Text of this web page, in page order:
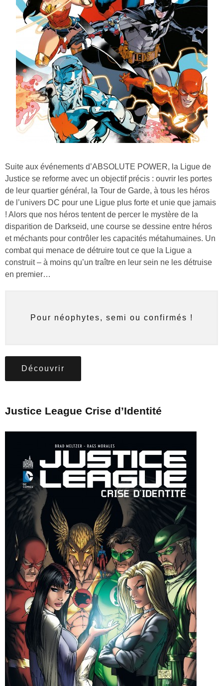
Suite aux événements d’ABSOLUTE POWER, la Ligue de
Justice se reforme avec un objectif précis : ouvrir les portes
de leur quartier général, la Tour de Garde, à tous les héros
de l’univers DC pour une Ligue plus forte et unie que jamais
! Alors que nos héros tentent de percer le mystère de la
disparition de Darkseid, une course se dessine entre héros
et méchants pour contrôler les capacités métahumaines. Un
combat qui menace de détruire tout ce que la Ligue a
construit – à moins qu’un traître en leur sein ne les détruise
en premier…
Pour néophytes, semi ou confirmés !
Découvrir
Justice League Crise d’Identité